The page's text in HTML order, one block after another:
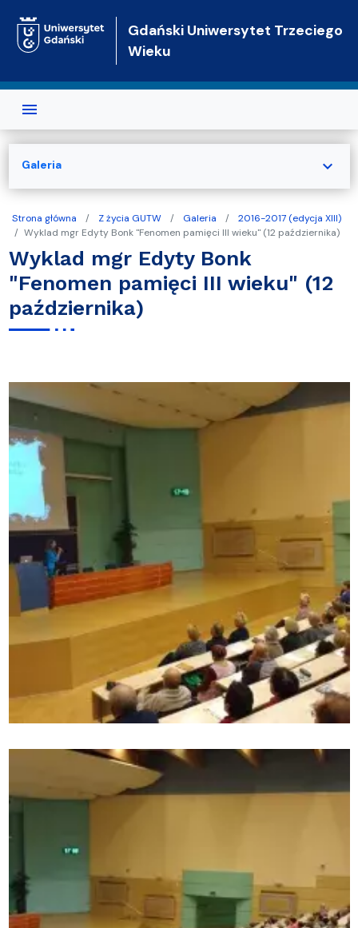
Gdański Uniwersytet Trzeciego
Wieku
Strona główna Z życia GUTW Galeria
2016-2017 (edycja XIII)
Wyklad mgr Edyty Bonk "Fenomen pamięci III wieku" (12 października)
Wyklad mgr Edyty Bonk
"Fenomen pamięci III wieku" (12
października)
Galeria expand_more